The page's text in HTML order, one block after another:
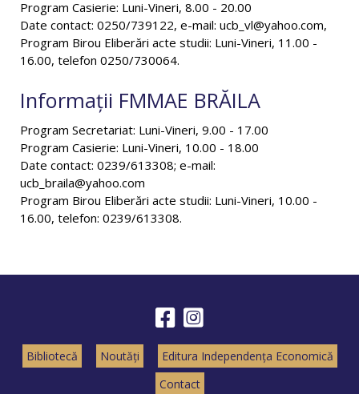
Program Casierie: Luni-Vineri, 8.00 - 20.00
Date contact: 0250/739122, e-mail: ucb_vl@yahoo.com,
Program Birou Eliberări acte studii: Luni-Vineri, 11.00 -
16.00, telefon 0250/730064.
Informații FMMAE BRĂILA
Program Secretariat: Luni-Vineri, 9.00 - 17.00
Program Casierie: Luni-Vineri, 10.00 - 18.00
Date contact: 0239/613308; e-mail:
ucb_braila@yahoo.com
Program Birou Eliberări acte studii: Luni-Vineri, 10.00 -
16.00, telefon: 0239/613308.
Bibliotecă Noutăți
Editura Independența Economică
Contact